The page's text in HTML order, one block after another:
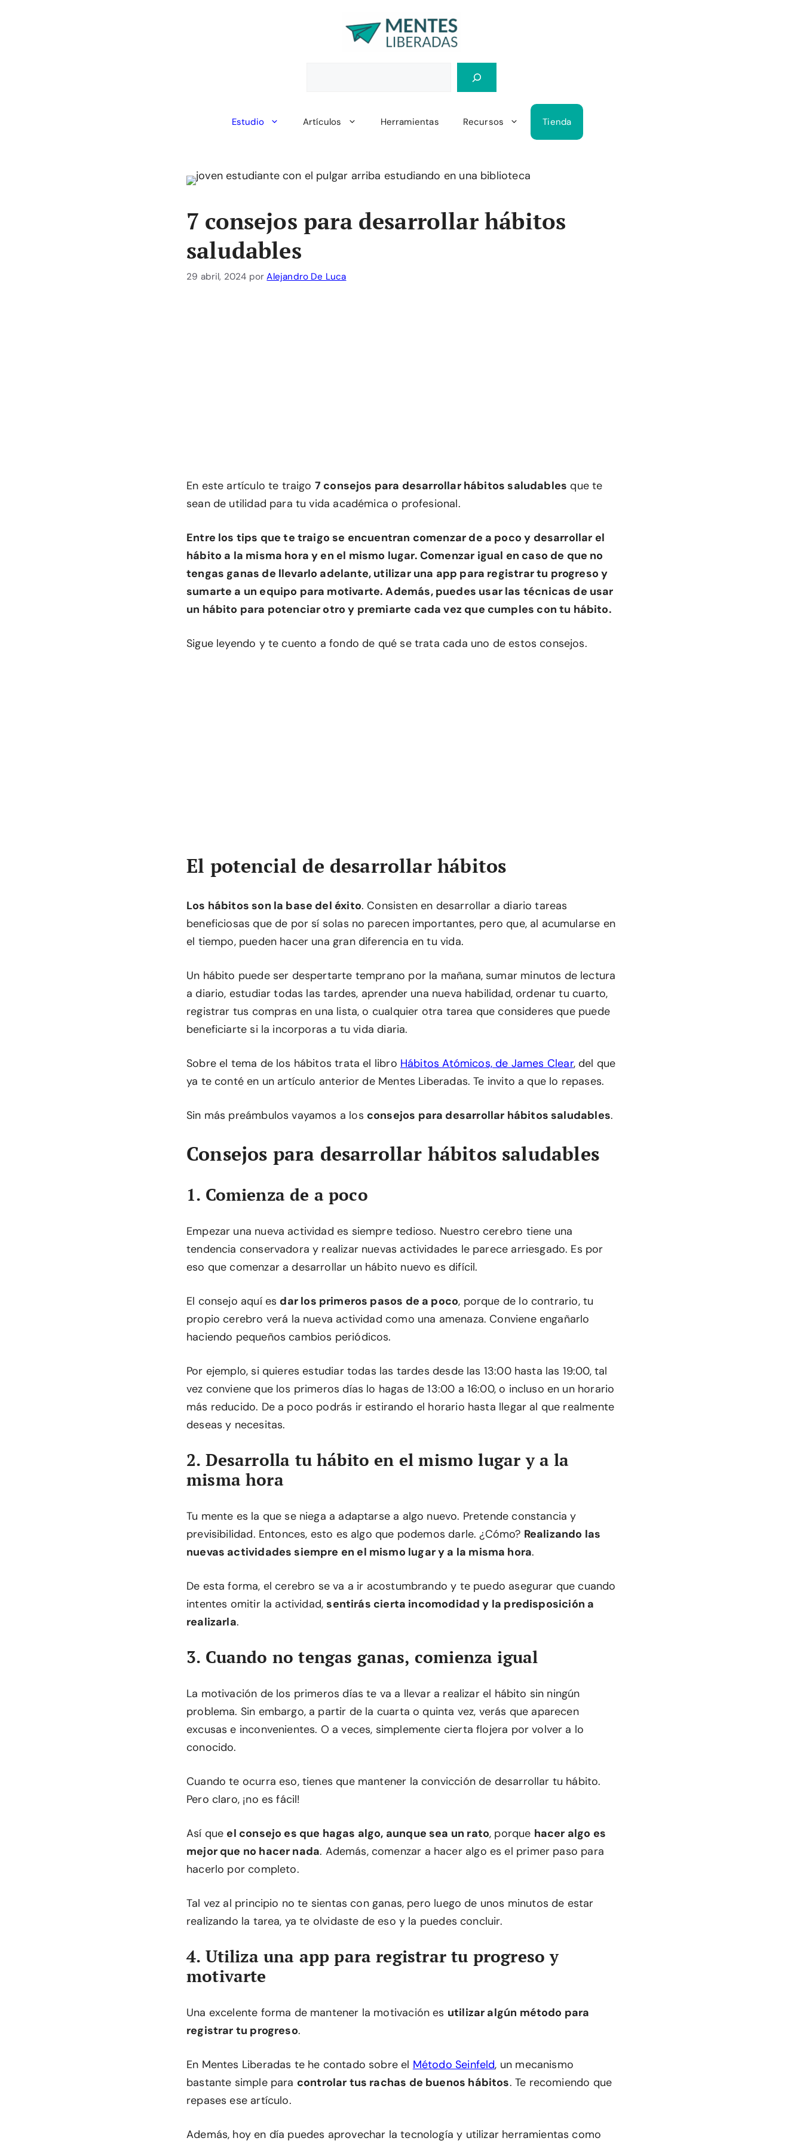
Estudio Artículos Herramientas Recursos Tienda
7 consejos para desarrollar hábitos
saludables
29 abril, 2024 porAlejandro De Luca
En este artículo te traigo 7 consejos para desarrollar hábitos saludables que te
sean de utilidad para tu vida académica o profesional.
Entre los tips que te traigo se encuentran comenzar de a poco y desarrollar el
hábito a la misma hora y en el mismo lugar. Comenzar igual en caso de que no
tengas ganas de llevarlo adelante, utilizar una app para registrar tu progreso y
sumarte a un equipo para motivarte. Además, puedes usar las técnicas de usar
un hábito para potenciar otro y premiarte cada vez que cumples con tu hábito.
Sigue leyendo y te cuento a fondo de qué se trata cada uno de estos consejos.
El potencial de desarrollar hábitos
Los hábitos son la base del éxito. Consisten en desarrollar a diario tareas
beneficiosas que de por sí solas no parecen importantes, pero que, al acumularse en
el tiempo, pueden hacer una gran diferencia en tu vida.
Un hábito puede ser despertarte temprano por la mañana, sumar minutos de lectura
a diario, estudiar todas las tardes, aprender una nueva habilidad, ordenar tu cuarto,
registrar tus compras en una lista, o cualquier otra tarea que consideres que puede
beneficiarte si la incorporas a tu vida diaria.
Sobre el tema de los hábitos trata el libro Hábitos Atómicos, de James Clear, del que
ya te conté en un artículo anterior de Mentes Liberadas. Te invito a que lo repases.
Sin más preámbulos vayamos a los consejos para desarrollar hábitos saludables.
Consejos para desarrollar hábitos saludables
1. Comienza de a poco
Empezar una nueva actividad es siempre tedioso. Nuestro cerebro tiene una
tendencia conservadora y realizar nuevas actividades le parece arriesgado. Es por
eso que comenzar a desarrollar un hábito nuevo es difícil.
El consejo aquí es dar los primeros pasos de a poco, porque de lo contrario, tu
propio cerebro verá la nueva actividad como una amenaza. Conviene engañarlo
haciendo pequeños cambios periódicos.
Por ejemplo, si quieres estudiar todas las tardes desde las 13:00 hasta las 19:00, tal
vez conviene que los primeros días lo hagas de 13:00 a 16:00, o incluso en un horario
más reducido. De a poco podrás ir estirando el horario hasta llegar al que realmente
deseas y necesitas.
2. Desarrolla tu hábito en el mismo lugar y a la
misma hora
Tu mente es la que se niega a adaptarse a algo nuevo. Pretende constancia y
previsibilidad. Entonces, esto es algo que podemos darle. ¿Cómo? Realizando las
nuevas actividades siempre en el mismo lugar y a la misma hora.
De esta forma, el cerebro se va a ir acostumbrando y te puedo asegurar que cuando
intentes omitir la actividad,sentirás cierta incomodidad y la predisposición a
realizarla.
3. Cuando no tengas ganas, comienza igual
La motivación de los primeros días te va a llevar a realizar el hábito sin ningún
problema. Sin embargo, a partir de la cuarta o quinta vez, verás que aparecen
excusas e inconvenientes. O a veces, simplemente cierta flojera por volver a lo
conocido.
Cuando te ocurra eso, tienes que mantener la convicción de desarrollar tu hábito.
Pero claro, ¡no es fácil!
Así que el consejo es que hagas algo, aunque sea un rato, porque hacer algo es
mejor que no hacer nada. Además, comenzar a hacer algo es el primer paso para
hacerlo por completo.
Tal vez al principio no te sientas con ganas, pero luego de unos minutos de estar
realizando la tarea, ya te olvidaste de eso y la puedes concluir.
4. Utiliza una app para registrar tu progreso y
motivarte
Una excelente forma de mantener la motivación es utilizar algún método para
registrar tu progreso.
En Mentes Liberadas te he contado sobre el Método Seinfeld, un mecanismo
bastante simple para controlar tus rachas de buenos hábitos. Te recomiendo que
repases ese artículo.
Además, hoy en día puedes aprovechar la tecnología y utilizar herramientas como